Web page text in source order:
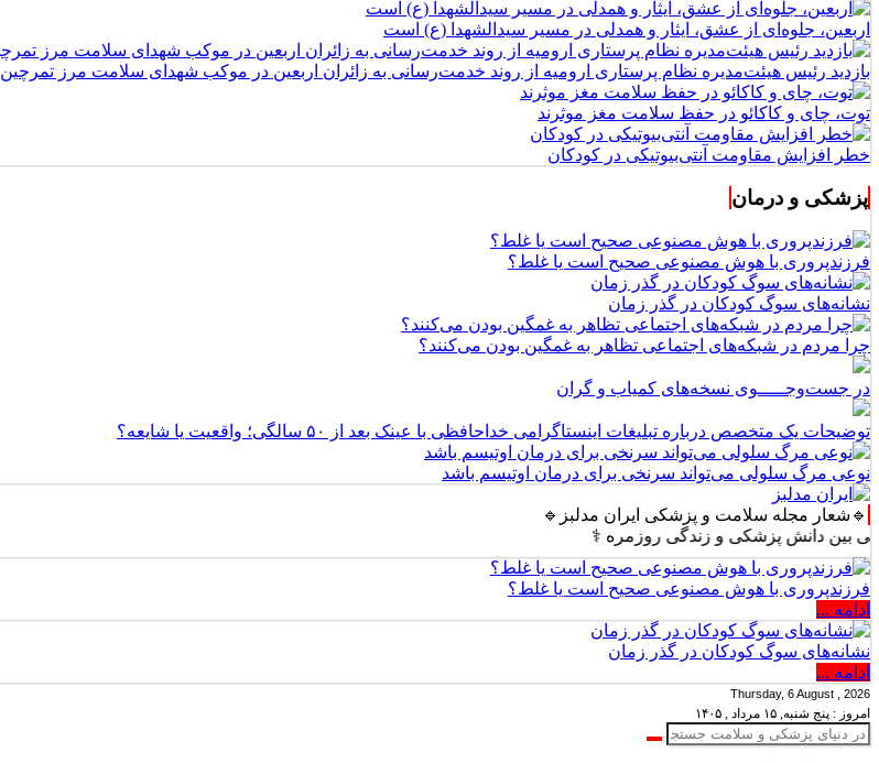
اربعین، جلوه‌ای از عشق، ایثار و همدلی در مسیر سیدالشهدا (ع) است
بازدید رئیس هیئت‌مدیره نظام پرستاری ارومیه از روند خدمت‌رسانی به زائران اربعین در موکب شهدای سلامت مرز تمرچین
توت، چای و کاکائو در حفظ سلامت مغز موثرند
خطر افزایش مقاومت آنتی‌بیوتیکی در کودکان
پزشکی و درمان
فرزندپروری با هوش مصنوعی صحیح است یا غلط؟
نشانه‌های سوگ کودکان در گذر زمان
چرا مردم در شبکه‌های اجتماعی تظاهر به غمگین بودن می‌کنند؟
در جست‌وجـــــوی نسخه‌های کمیاب و گران
توضیحات یک متخصص درباره تبلیغات اینستاگرامی خداحافظی با عینک بعد از ۵۰ سالگی؛ واقعیت یا شایعه؟
نوعی مرگ سلولی می‌تواند سرنخی برای درمان اوتیسم باشد
🔹شعار مجله سلامت و پزشکی ایران مدلبز🔹
دانش پزشکی و زندگی روزمره ⚕️
فرزندپروری با هوش مصنوعی صحیح است یا غلط؟
ادامه ...
نشانه‌های سوگ کودکان در گذر زمان
ادامه ...
Thursday, 6 August , 2026
امروز : پنج شنبه, ۱۵ مرداد , ۱۴۰۵